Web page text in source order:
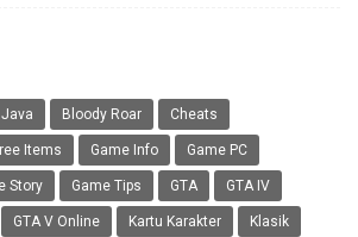
Bloody Roar Cheats
Items Game Info Game PC
Story Game Tips GTA GTA IV
GTA V Online Kartu Karakter Klasik